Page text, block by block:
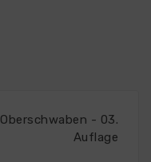
Oberschwaben - 03.
Auflage